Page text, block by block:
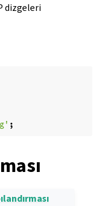
dizgeleri
;